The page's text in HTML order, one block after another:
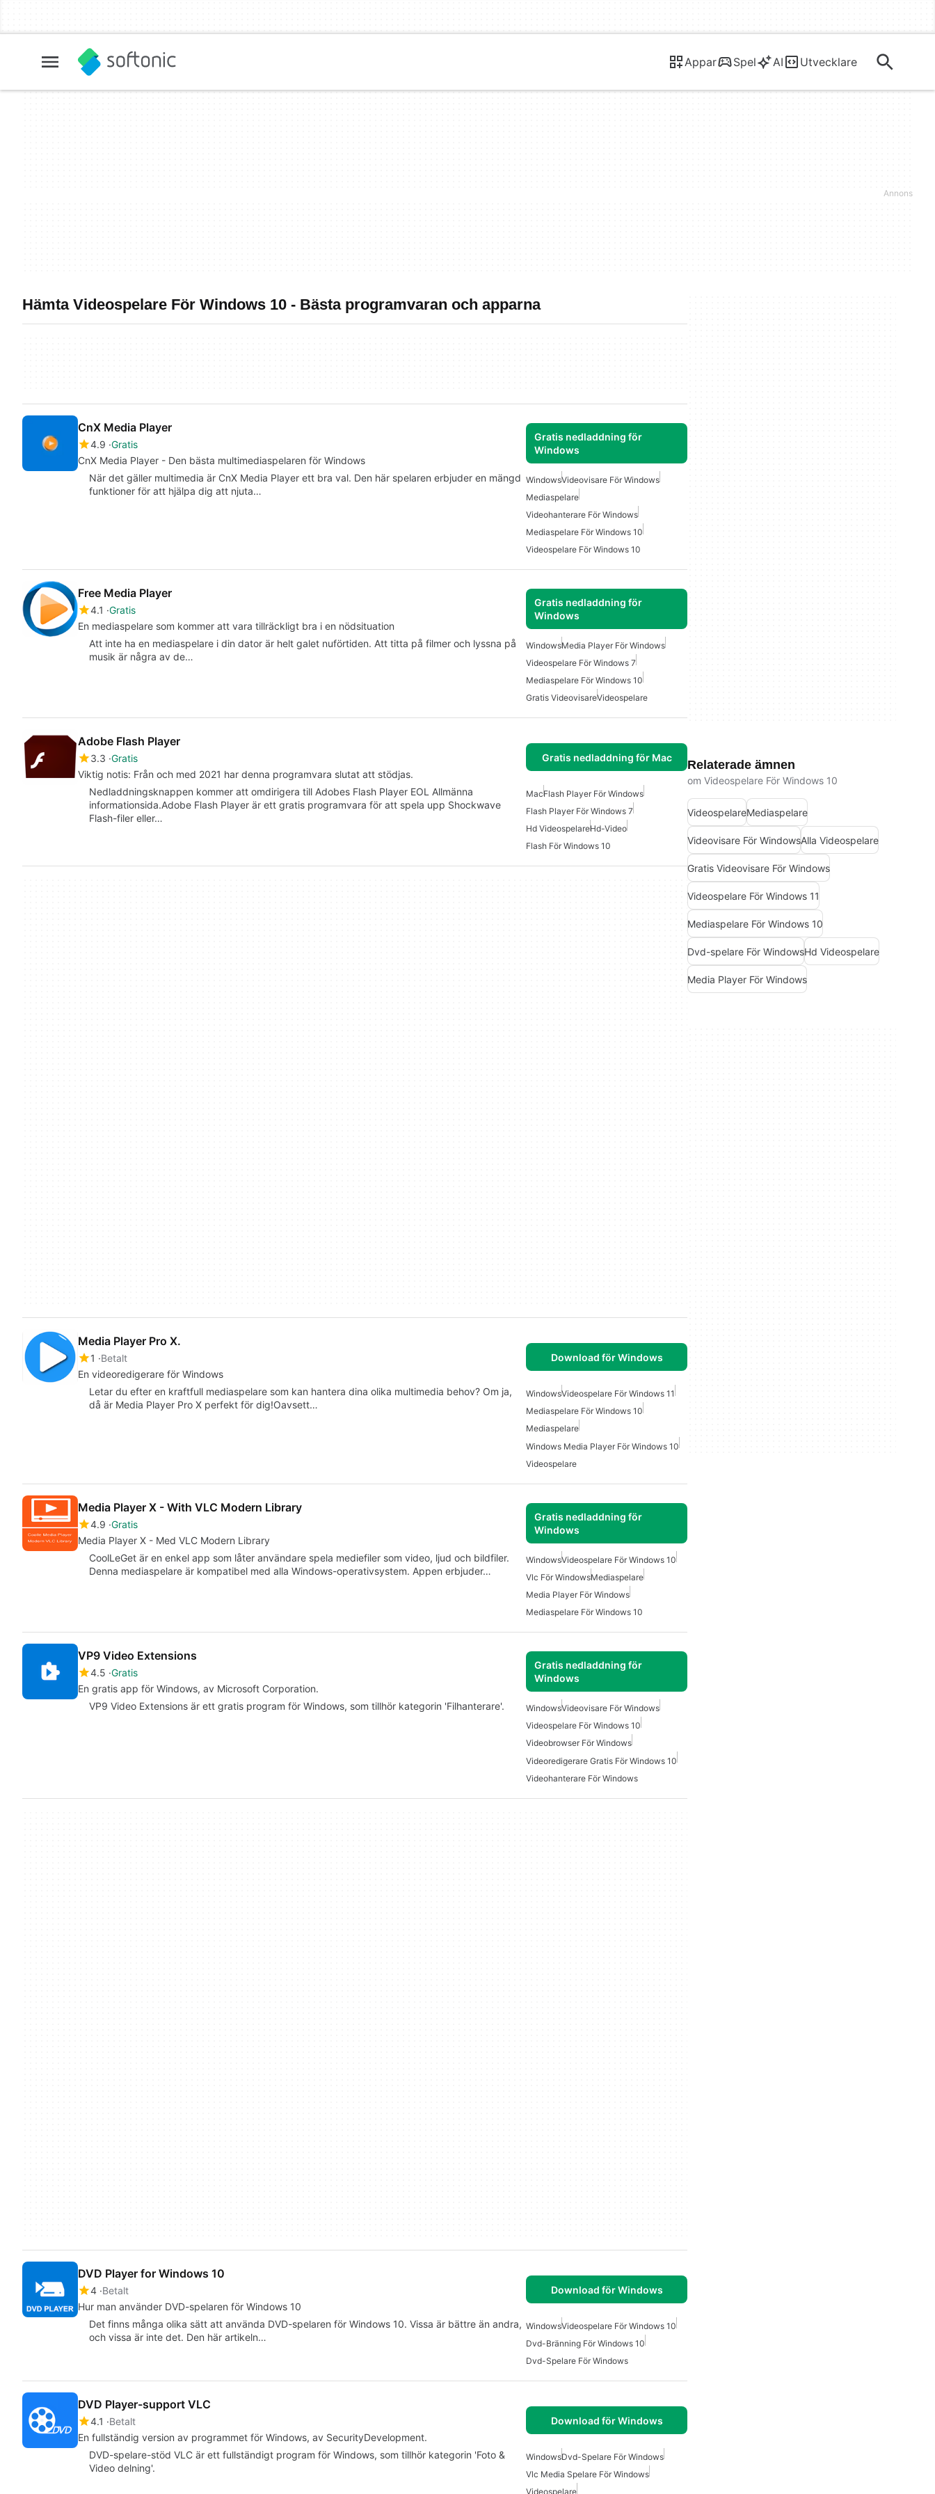
Appar Spel AI Utvecklare
Hämta Videospelare För Windows 10 - Bästa programvaran och apparna
CnX Media Player
4.9 Gratis
CnX Media Player - Den bästa multimediaspelaren för Windows
Gratis nedladdning för
Windows
När det gäller multimedia är CnX Media Player ett bra val. Den här spelaren erbjuder en mängd
funktioner för att hjälpa dig att njuta…
WindowsVideovisare För Windows
Mediaspelare
Videohanterare För Windows
Mediaspelare För Windows 10
Videospelare För Windows 10
Free Media Player
4.1 Gratis
En mediaspelare som kommer att vara tillräckligt bra i en nödsituation
Gratis nedladdning för
Windows
Att inte ha en mediaspelare i din dator är helt galet nuförtiden. Att titta på filmer och lyssna på
musik är några av de…
WindowsMedia Player För Windows
Videospelare För Windows 7
Mediaspelare För Windows 10
Gratis VideovisareVideospelare
Adobe Flash Player
3.3 Gratis
Viktig notis: Från och med 2021 har denna programvara slutat att stödjas.
Gratis nedladdning för Mac
Nedladdningsknappen kommer att omdirigera till Adobes Flash Player EOL Allmänna
informationsida.Adobe Flash Player är ett gratis programvara för att spela upp Shockwave
Flash-filer eller…
MacFlash Player För Windows
Flash Player För Windows 7
Hd VideospelareHd-Video
Flash För Windows 10
Media Player Pro X.
1
Betalt
En videoredigerare för Windows
Download för Windows
Letar du efter en kraftfull mediaspelare som kan hantera dina olika multimedia behov? Om ja,
då är Media Player Pro X perfekt för dig!Oavsett…
WindowsVideospelare För Windows 11
Mediaspelare För Windows 10
Mediaspelare
Windows Media Player För Windows 10
Videospelare
Media Player X - With VLC Modern Library
4.9 Gratis
Media Player X - Med VLC Modern Library
Gratis nedladdning för
Windows
‪CoolLeGet‬ är en enkel app som låter användare spela mediefiler som video, ljud och bildfiler.
Denna mediaspelare är kompatibel med alla Windows-operativsystem. Appen erbjuder…
WindowsVideospelare För Windows 10
Vlc För WindowsMediaspelare
Media Player För Windows
Mediaspelare För Windows 10
VP9 Video Extensions
4.5 Gratis
En gratis app för Windows, av Microsoft Corporation.
Gratis nedladdning för
Windows
VP9 Video Extensions är ett gratis program för Windows, som tillhör kategorin 'Filhanterare'. WindowsVideovisare För Windows
Videospelare För Windows 10
Videobrowser För Windows
Videoredigerare Gratis För Windows 10
Videohanterare För Windows
DVD Player for Windows 10
4 Betalt
Hur man använder DVD-spelaren för Windows 10
Download för Windows
Det finns många olika sätt att använda DVD-spelaren för Windows 10. Vissa är bättre än andra,
och vissa är inte det. Den här artikeln…
WindowsVideospelare För Windows 10
Dvd-Bränning För Windows 10
Dvd-Spelare För Windows
DVD Player-support VLC
4.1
Betalt
En fullständig version av programmet för Windows, av SecurityDevelopment.
Download för Windows
DVD-spelare-stöd VLC är ett fullständigt program för Windows, som tillhör kategorin 'Foto &
Video delning'.
WindowsDvd-Spelare För Windows
Vlc Media Spelare För Windows
Videospelare
Relaterade ämnen
om Videospelare För Windows 10
VideospelareMediaspelare
Videovisare För WindowsAlla Videospelare
Gratis Videovisare För Windows
Videospelare För Windows 11
Mediaspelare För Windows 10
Dvd-spelare För WindowsHd Videospelare
Media Player För Windows